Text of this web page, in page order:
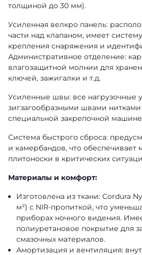
толщиной до 30 мм).
Усиленная велкро панель:
части над клапаном, имеет
крепления снаряжения и
Административное отделение:
влагозащитной молнии для
ключей, зажигалки и т.д.
Усиленные швы: все нагрузочные
зигзагообразными швами нитками
специальной закрепочной
Система быстрого сброса:
и камербандов, что обеспечивает
плитоноски в критических
Материалы и комфорт:
Изготовлена из ткани: Cordura
м²) с NIR-пропиткой, что
приборах ночного видения.
полиуретановое покрытие для
смазочных материалов.
Амортизация и вентиляция: